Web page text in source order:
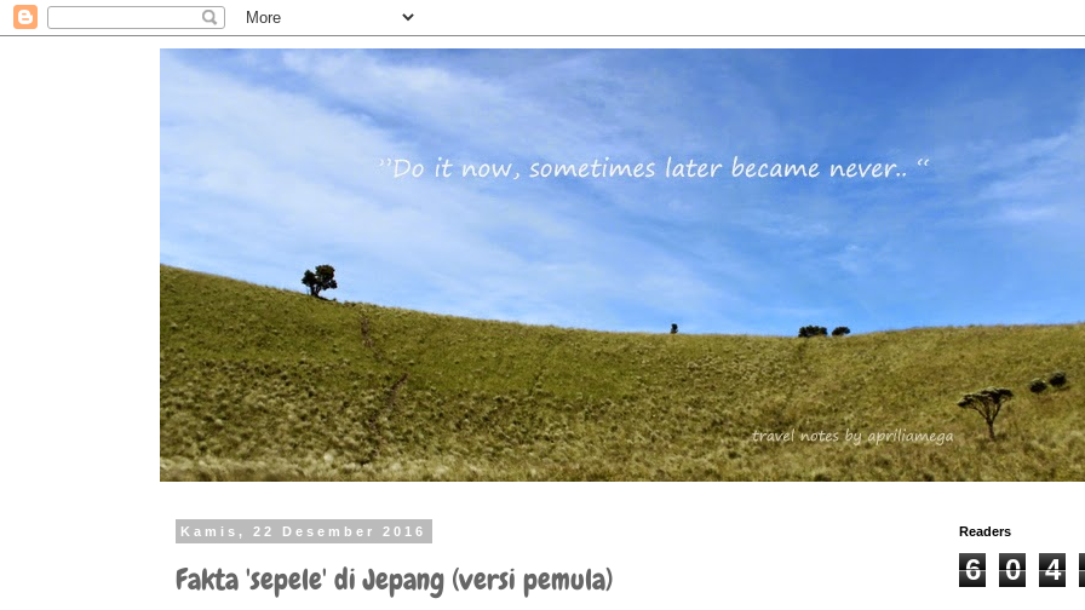
Kamis, 22 Desember 2016
Fakta 'sepele' di Jepang (versi pemula)
Readers
6 0 4